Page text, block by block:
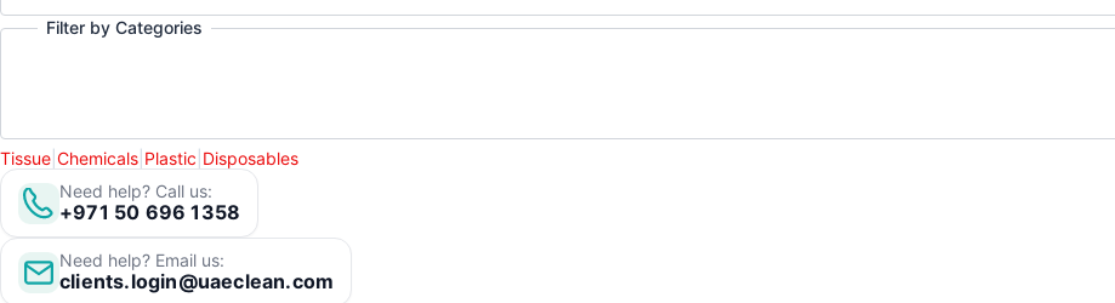
Filter by Categories
Tissue Chemicals Plastic Disposables
Need help? Call us:
+971 50 696 1358
Need help? Email us:
clients.login@uaeclean.com